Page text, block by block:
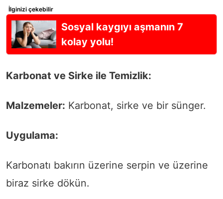
İlginizi çekebilir
Sosyal kaygıyı aşmanın 7
kolay yolu!
Karbonat ve Sirke ile Temizlik:
Malzemeler: Karbonat, sirke ve bir sünger.
Uygulama:
Karbonatı bakırın üzerine serpin ve üzerine
biraz sirke dökün.